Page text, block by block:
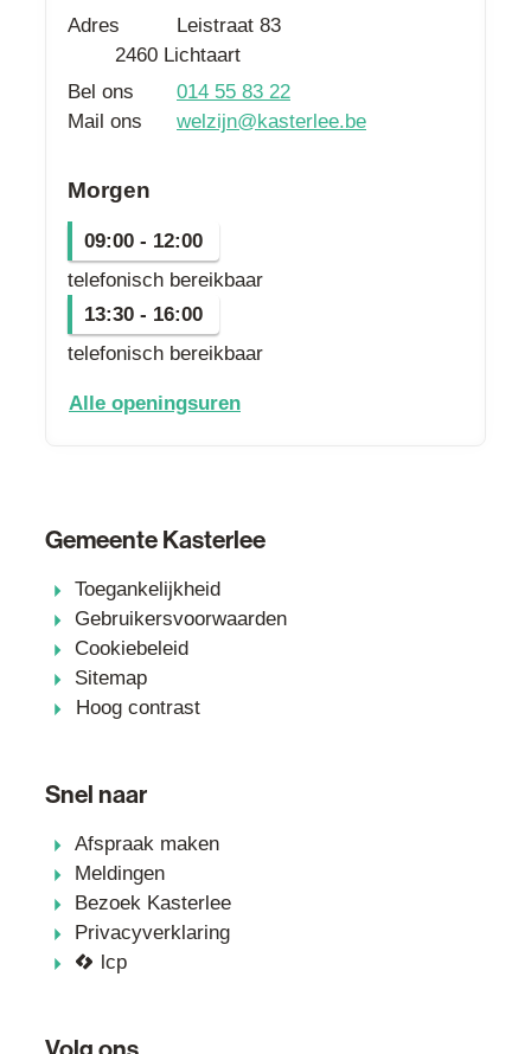
Adres
Leistraat 83
,
2460 Lichtaart
Bel ons
014 55 83 22
Mail ons
welzijn@kasterlee.be
Morgen
09:00 - 12:00
telefonisch bereikbaar
13:30 - 16:00
telefonisch bereikbaar
Alle openingsurendienst welzijn
Gemeente Kasterlee
Toegankelijkheid
Gebruikersvoorwaarden
Cookiebeleid
Sitemap
Hoog contrast
Snel naar
Afspraak maken
Meldingen
Bezoek Kasterlee
Privacyverklaring
lcp